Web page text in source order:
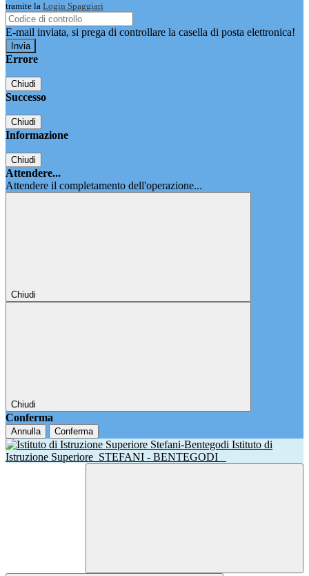
tramite la Login Spaggiari
E-mail inviata, si prega di controllare la casella di posta elettronica!
Errore
Chiudi
Successo
Chiudi
Informazione
Chiudi
Attendere...
Attendere il completamento dell'operazione...
Chiudi
Chiudi
Conferma
Annulla Conferma
Istituto di
Istruzione Superiore STEFANI - BENTEGODI